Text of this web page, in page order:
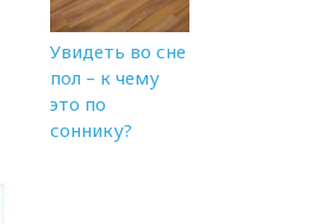
Увидеть во сне
пол – к чему
это по
соннику?